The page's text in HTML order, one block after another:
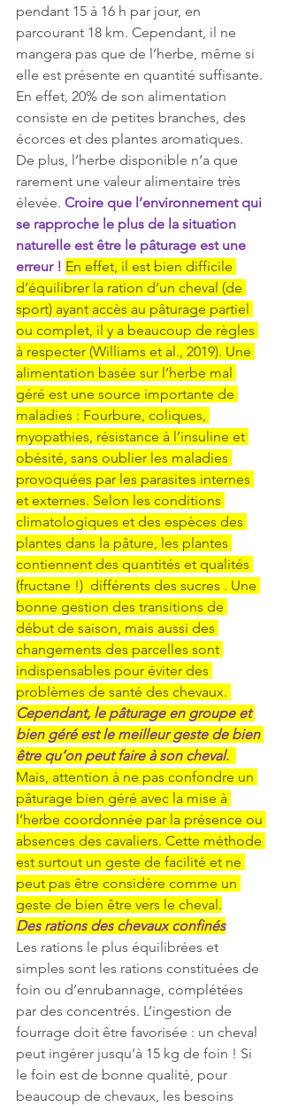
pendant 15 à 16 h par jour, en
parcourant 18 km. Cependant, il ne
mangera pas que de l’herbe, même si
elle est présente en quantité suffisante.
En effet, 20% de son alimentation
consiste en de petites branches, des
écorces et des plantes aromatiques.
De plus, l’herbe disponible n’a que
rarement une valeur alimentaire très
élevée. Croire que l’environnement qui
se rapproche le plus de la situation
naturelle est être le pâturage est une
erreur ! En effet, il est bien difficile
d’équilibrer la ration d’un cheval (de
sport) ayant accès au pâturage partiel
ou complet, il y a beaucoup de règles
à respecter (Williams et al., 2019). Une
alimentation basée sur l’herbe mal
géré est une source importante de
maladies : Fourbure, coliques,
myopathies, résistance à l’insuline et
obésité, sans oublier les maladies
provoquées par les parasites internes
et externes. Selon les conditions
climatologiques et des espèces des
plantes dans la pâture, les plantes
contiennent des quantités et qualités
(fructane !)  différents des sucres . Une
bonne gestion des transitions de
début de saison, mais aussi des
changements des parcelles sont
indispensables pour éviter des
problèmes de santé des chevaux.
Cependant, le pâturage en groupe et
bien géré est le meilleur geste de bien
être qu’on peut faire à son cheval.
Mais, attention à ne pas confondre un
pâturage bien géré avec la mise à
l’herbe coordonnée par la présence ou
absences des cavaliers. Cette méthode
est surtout un geste de facilité et ne
peut pas être considère comme un
geste de bien être vers le cheval.
Des rations des chevaux confinés
Les rations le plus équilibrées et
simples sont les rations constituées de
foin ou d’enrubannage, complétées
par des concentrés. L’ingestion de
fourrage doit être favorisée : un cheval
peut ingérer jusqu’à 15 kg de foin ! Si
le foin est de bonne qualité, pour
beaucoup de chevaux, les besoins